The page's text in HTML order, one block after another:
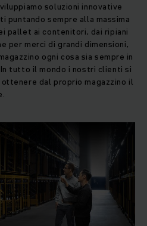
soluzioni innovative
sempre alla massima
pallet ai contenitori, dai ripiani
per merci di grandi dimensioni,
ogni cosa sia sempre in
tutto il mondo i nostri clienti si
dal proprio magazzino il